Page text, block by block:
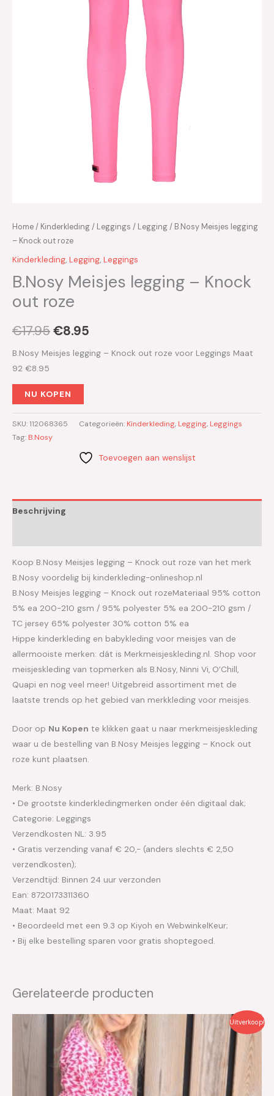
Home/ Kinderkleding/ Leggings / Legging/ B.Nosy Meisjes legging
– Knock out roze
Kinderkleding, Legging, Leggings
B.Nosy Meisjes legging – Knock
out roze
€17.95€8.95
B.Nosy Meisjes legging – Knock out roze voor Leggings Maat
92 €8.95
NU KOPEN
SKU:112068365 Categorieën: Kinderkleding, Legging, Leggings
Tag: B.Nosy
Toevoegen aan wenslijst
Beschrijving
Koop B.Nosy Meisjes legging – Knock out roze van het merk
B.Nosy voordelig bij kinderkleding-onlineshop.nl
B.Nosy Meisjes legging – Knock out rozeMateriaal 95% cotton
5% ea 200-210 gsm / 95% polyester 5% ea 200-210 gsm /
TC jersey 65% polyester 30% cotton 5% ea
Hippe kinderkleding en babykleding voor meisjes van de
allermooiste merken: dát is Merkmeisjeskleding.nl. Shop voor
meisjeskleding van topmerken als B.Nosy, Ninni Vi, O’Chill,
Quapi en nog veel meer! Uitgebreid assortiment met de
laatste trends op het gebied van merkkleding voor meisjes.
Door op Nu Kopen te klikken gaat u naar merkmeisjeskleding
waar u de bestelling van B.Nosy Meisjes legging – Knock out
roze kunt plaatsen.
Merk: B.Nosy
• De grootste kinderkledingmerken onder één digitaal dak;
Categorie: Leggings
Verzendkosten NL: 3.95
• Gratis verzending vanaf € 20,- (anders slechts € 2,50
verzendkosten);
Verzendtijd: Binnen 24 uur verzonden
Ean: 8720173311360
Maat: Maat 92
• Beoordeeld met een 9.3 op Kiyoh en WebwinkelKeur;
• Bij elke bestelling sparen voor gratis shoptegoed.
Gerelateerde producten
Uitverkoop!
Oorspronkelijke
€37.95.
Huidige
prijs
is:
€19.00.